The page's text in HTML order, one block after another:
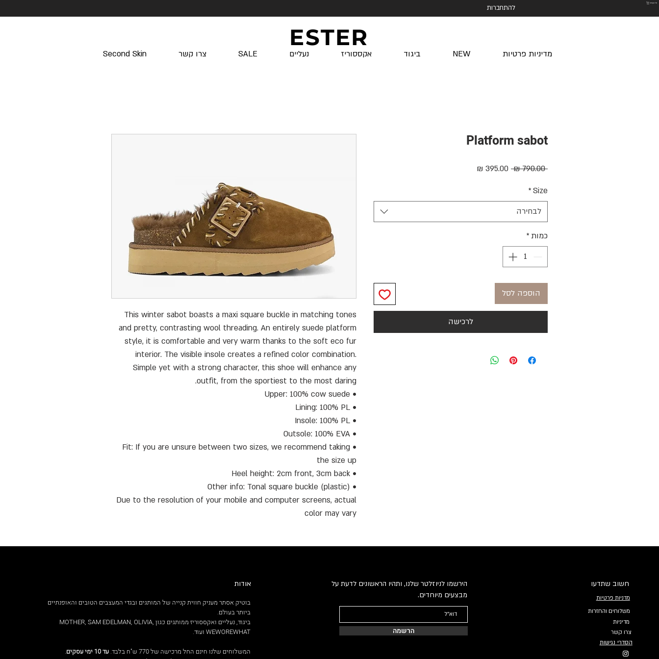
להתחברות
סל הקניות
ESTER
מדיניות פרטיות NEW ביגוד אקססוריז נעליים SALE צרו קשר Second Skin
This winter sabot boasts a maxi square buckle in matching tones
and pretty, contrasting wool threading. An entirely suede platform
style, it is comfortable and very warm thanks to the soft eco fur
interior. The visible insole creates a refined color combination.
Simple yet with a strong character, this shoe will enhance any
outfit, from the sportiest to the most daring.
• Upper: 100% cow suede
• Lining: 100% PL
• Insole: 100% PL
• Outsole: 100% EVA
• Fit: If you are unsure between two sizes, we recommend taking
the size up
• Heel height: 2cm front, 3cm back
• Other info: Tonal square buckle (plastic)
Due to the resolution of your mobile and computer screens, actual
color may vary
Platform sabot
‏790.00 ‏₪
מחיר
Size
*
לבחירה
כמות*
הוספה לסל
לרכישה
אודות
בוטיק אסתר מעניק חווית קנייה של המותגים ובגדי המעצבים הטובים והאופנתיים
ביותר בעולם.
ביגוד, נעליים ואקססוריז ממותגים כגון MOTHER, SAM EDELMAN, OLIVIA,
WEWOREWHAT ועוד.
המשלוחים שלנו חינם החל מרכישה של 770 ש"ח בלבד. עד 10 ימי עסקים
.
הירשמו לניוזלטר שלנו, ותהיו הראשונים לדעת על
מבצעים מיוחדים.
הרשמה
חשוב שתדעו
מדניות פרטיות
משלוחים והחזרות
מדיניות
צרו קשר
הסדרי נגישות